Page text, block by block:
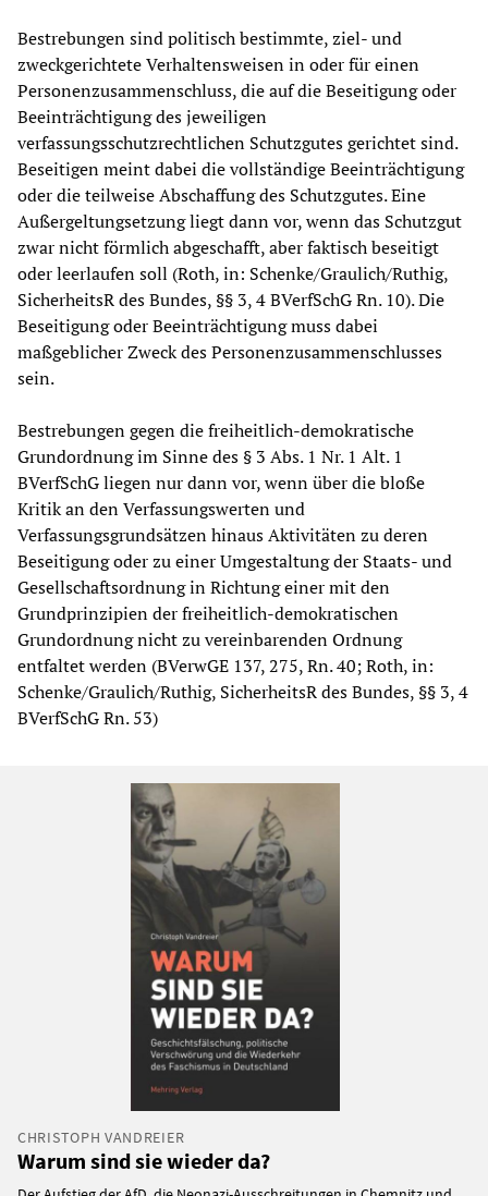
Bestrebungen sind politisch bestimmte, ziel- und
zweckgerichtete Verhaltensweisen in oder für einen
Personenzusammenschluss, die auf die Beseitigung oder
Beeinträchtigung des jeweiligen
verfassungsschutzrechtlichen Schutzgutes gerichtet sind.
Beseitigen meint dabei die vollständige Beeinträchtigung
oder die teilweise Abschaffung des Schutzgutes. Eine
Außergeltungsetzung liegt dann vor, wenn das Schutzgut
zwar nicht förmlich abgeschafft, aber faktisch beseitigt
oder leerlaufen soll (Roth, in: Schenke/Graulich/Ruthig,
SicherheitsR des Bundes, §§ 3, 4 BVerfSchG Rn. 10). Die
Beseitigung oder Beeinträchtigung muss dabei
maßgeblicher Zweck des Personenzusammenschlusses
sein.
Bestrebungen gegen die freiheitlich-demokratische
Grundordnung im Sinne des § 3 Abs. 1 Nr. 1 Alt. 1
BVerfSchG liegen nur dann vor, wenn über die bloße
Kritik an den Verfassungswerten und
Verfassungsgrundsätzen hinaus Aktivitäten zu deren
Beseitigung oder zu einer Umgestaltung der Staats- und
Gesellschaftsordnung in Richtung einer mit den
Grundprinzipien der freiheitlich-demokratischen
Grundordnung nicht zu vereinbarenden Ordnung
entfaltet werden (BVerwGE 137, 275, Rn. 40; Roth, in:
Schenke/Graulich/Ruthig, SicherheitsR des Bundes, §§ 3, 4
BVerfSchG Rn. 53)
CHRISTOPH VANDREIER
Warum sind sie wieder da?